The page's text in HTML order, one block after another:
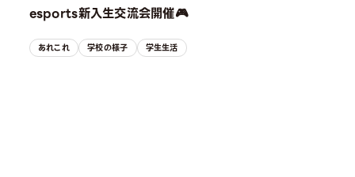
esports新入生交流会開催🎮
あれこれ 学校の様子 学生生活